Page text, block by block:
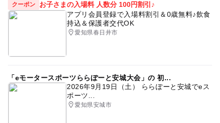
クーポン
お子さまの入場料 人数分 100円割引♪
アプリ会員登録で入場料割引＆0歳無料♪飲食
持込＆保護者交代OK
愛知県春日井市
「eモータースポーツららぽーと安城大会」の 初...
2026年9月19日（土） ららぽーと安城でeス
ポーツ...
愛知県安城市